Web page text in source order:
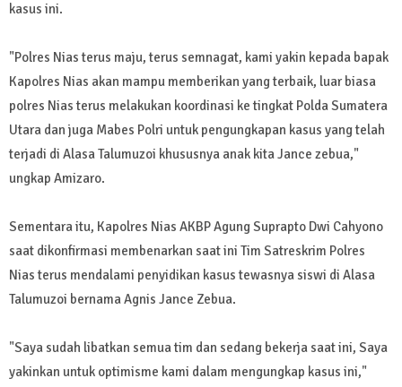
kasus ini.
"Polres Nias terus maju, terus semnagat, kami yakin kepada bapak
Kapolres Nias akan mampu memberikan yang terbaik, luar biasa
polres Nias terus melakukan koordinasi ke tingkat Polda Sumatera
Utara dan juga Mabes Polri untuk pengungkapan kasus yang telah
terjadi di Alasa Talumuzoi khususnya anak kita Jance zebua,"
ungkap Amizaro.
Sementara itu, Kapolres Nias AKBP Agung Suprapto Dwi Cahyono
saat dikonfirmasi membenarkan saat ini Tim Satreskrim Polres
Nias terus mendalami penyidikan kasus tewasnya siswi di Alasa
Talumuzoi bernama Agnis Jance Zebua.
"Saya sudah libatkan semua tim dan sedang bekerja saat ini, Saya
yakinkan untuk optimisme kami dalam mengungkap kasus ini,"